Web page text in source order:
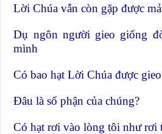
Lời Chúa vẫn còn gặp được
Dụ ngôn người gieo giống
mình
Có bao hạt Lời Chúa được
Ðâu là số phận của chúng?
Có hạt rơi vào lòng tôi như rơi